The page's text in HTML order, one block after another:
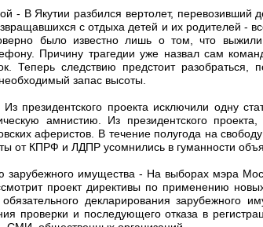
- В Якутии разбился вертолет, перевозивший
с отдыха детей и их родителей -
было известно лишь о том, что
Причину трагедии уже назвал сам
Теперь следствию предстоит разобраться,
запас высоты.
президентского проекта исключили одну
амнистию. Из президентского
аферистов. В течение полугода на
от КПРФ и ЛДПР усомнились в гуманности
зарубежного имущества - На выборах мэра
проект директивы по применению
декларирования зарубежного
проверки и последующего отказа в